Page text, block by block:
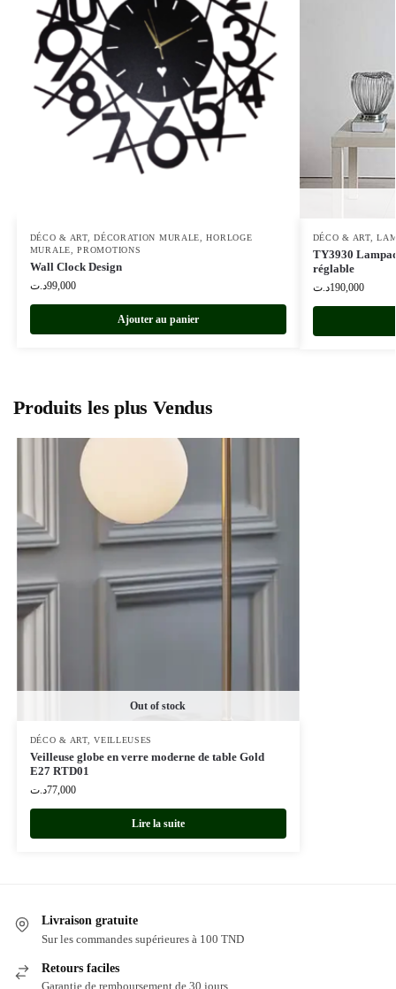
DÉCO & ART,DÉCORATION MURALE,HORLOGE
MURALE,PROMOTIONS
Wall Clock Design
99,000د.ت
Ajouter au panier
DÉCO & ART,
TY3930
réglable
190,000د.ت
Produits les plus Vendus
Out of stock
DÉCO & ART,VEILLEUSES
Veilleuse globe en verre moderne de table Gold
E27 RTD01
77,000د.ت
Lire la suite
Livraison gratuite
Sur les commandes supérieures à 100 TND
Retours faciles
Garantie de remboursement de 30 jours